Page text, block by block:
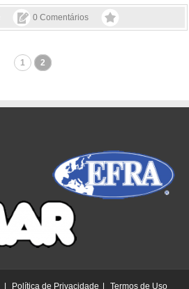
0 Comentários
1 2
Política de Privacidade Termos de Uso